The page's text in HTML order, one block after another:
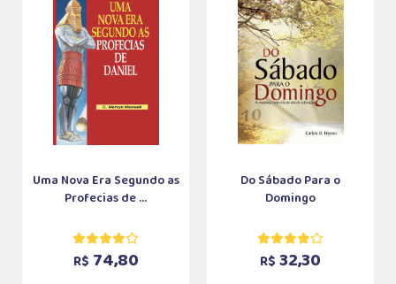
Uma Nova Era Segundo as
Profecias de ...
R$ 74,80
Do Sábado Para o
Domingo
R$ 32,30